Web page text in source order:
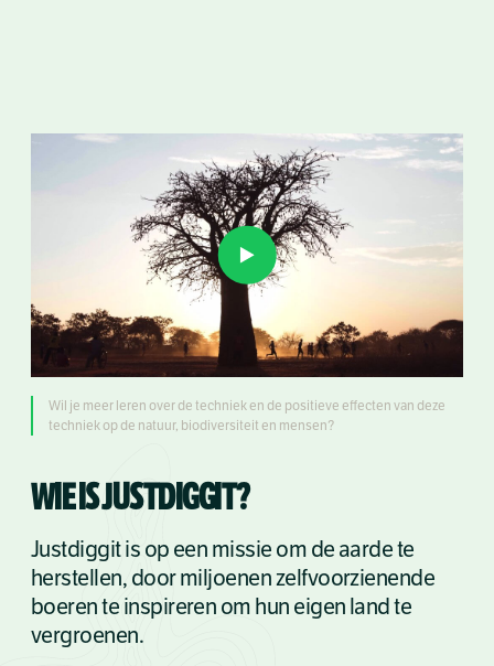
Wil je meer leren over de techniek en de positieve effecten van deze
techniek op de natuur, biodiversiteit en mensen?
WIE IS JUSTDIGGIT?
Justdiggit is op een missie om de aarde te
herstellen, door miljoenen zelfvoorzienende
boeren te inspireren om hun eigen land te
vergroenen.